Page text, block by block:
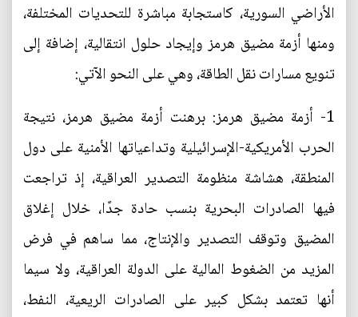
الأراضي السورية، كاستجابة مباشرة للتحديات المختلفة،
ومنها أزمة مضيق هرمز وإيجاد حلول انتقالية، إضافة إلى
تنويع مسارات نقل الطاقة، وهي على النحو الآتي:
1- أزمة مضيق هرمز: برهنت أزمة مضيق هرمز، نتيجة
الحرب الأمريكية-الإسرائيلية وتداعياتها الأمنية على دول
المنطقة، هشاشة منظومة التصدير العراقية، إذ تراجعت
فيها الصادرات البحرية بنسب حادة جدًا، خلال إغلاق
المضيق وتوقف التصدير والإنتاج، مما ساهم في فرض
المزيد من الضغوط المالية على الدولة العراقية، ولا سيما
أنها تعتمد بشكل كبير على الصادرات الريعية، النفط،